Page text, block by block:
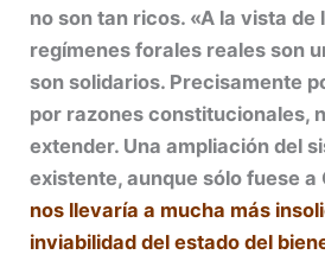
no son tan ricos. «A la vista de
regímenes forales reales son
son solidarios. Precisamente
por razones constitucionales,
extender. Una ampliación del
existente, aunque sólo fuese a
nos llevaría a mucha más
inviabilidad del estado del